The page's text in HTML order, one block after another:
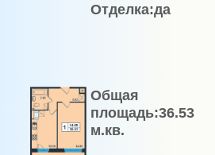
Отделка:да
Общая
площадь:36.53
м.кв.